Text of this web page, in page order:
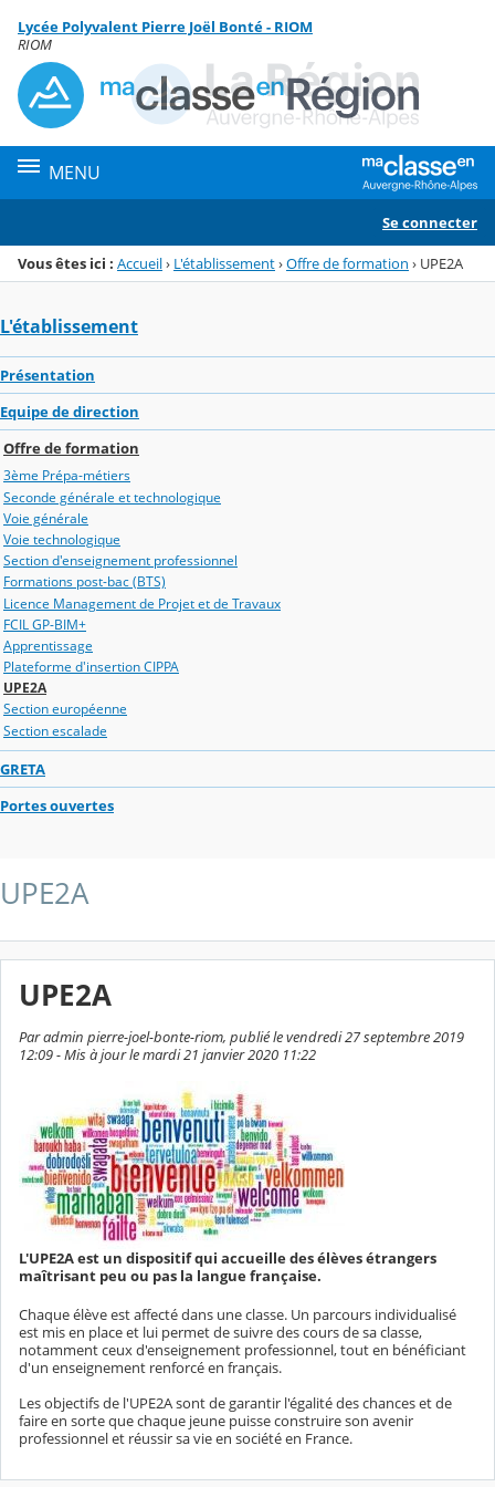
Menu de la rubrique
Contenu
Lycée Polyvalent Pierre Joël Bonté - RIOM
RIOM
MENU
Se connecter
Vous êtes ici : Accueil› L'établissement›Offre de formation › UPE2A
L'établissement
Présentation
Equipe de direction
Offre de formation
3ème Prépa-métiers
Seconde générale et technologique
Voie générale
Voie technologique
Section d'enseignement professionnel
Formations post-bac (BTS)
Licence Management de Projet et de Travaux
FCIL GP-BIM+
Apprentissage
Plateforme d'insertion CIPPA
UPE2A
Section européenne
Section escalade
GRETA
Portes ouvertes
UPE2A
UPE2A
Par admin pierre-joel-bonte-riom, publié le vendredi 27 septembre 2019
12:09 - Mis à jour le mardi 21 janvier 2020 11:22
L'UPE2A est un dispositif qui accueille des élèves étrangers
maîtrisant peu ou pas la langue française.
Chaque élève est affecté dans une classe. Un parcours individualisé
est mis en place et lui permet de suivre des cours de sa classe,
notamment ceux d'enseignement professionnel, tout en bénéficiant
d'un enseignement renforcé en français.
Les objectifs de l'UPE2A sont de garantir l'égalité des chances et de
faire en sorte que chaque jeune puisse construire son avenir
professionnel et réussir sa vie en société en France.